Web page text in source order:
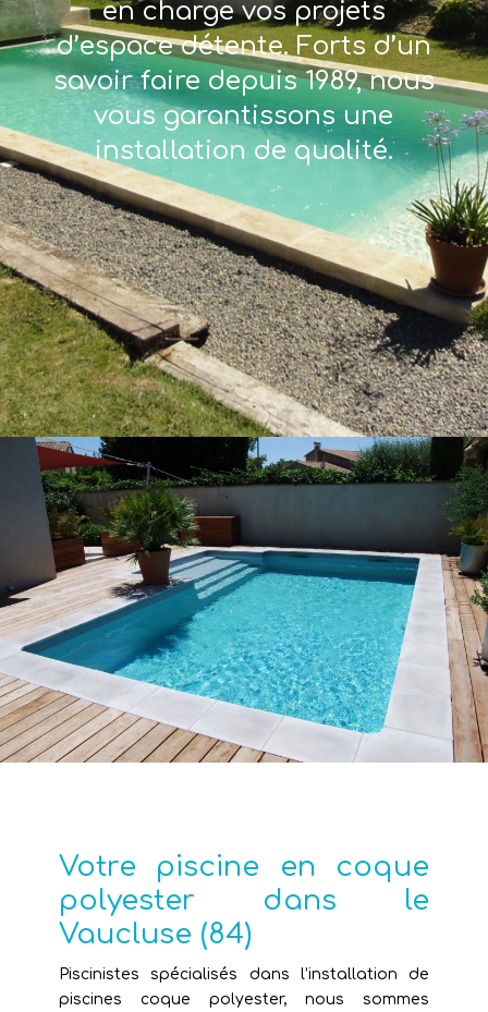
en charge vos projets
d’espace détente. Forts d’un
savoir faire depuis 1989, nous
vous garantissons une
installation de qualité.
Votre piscine en coque
polyester dans le
Vaucluse (84)
Piscinistes spécialisés dans l’installation de
piscines coque polyester, nous sommes